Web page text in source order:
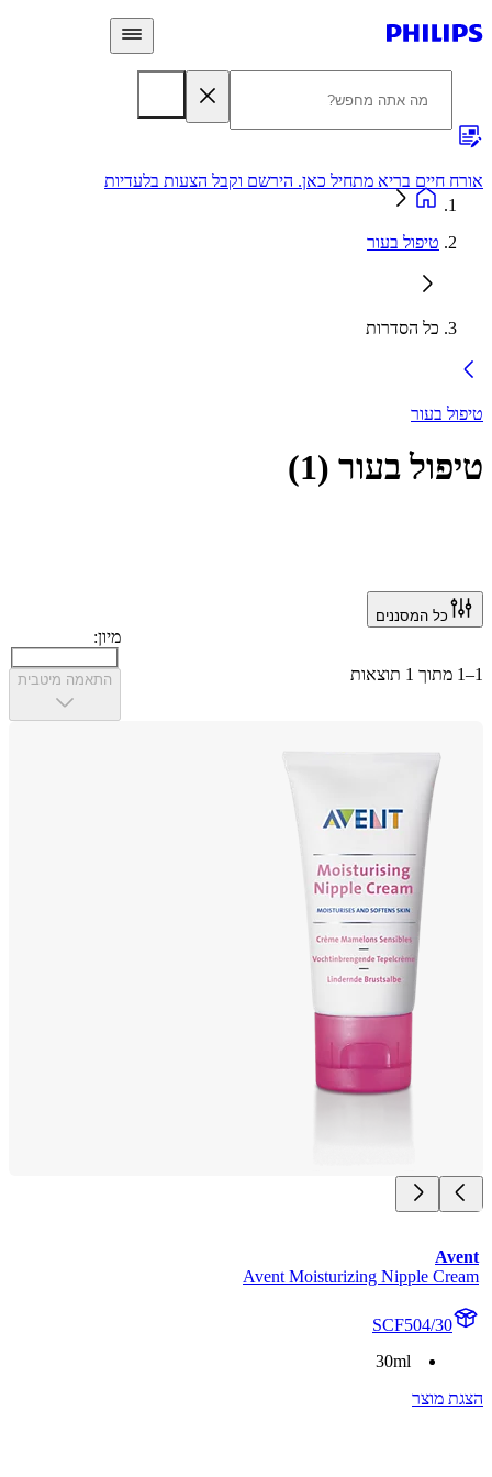
חיים בריא מתחיל כאן. הירשם וקבל הצעות בלעדיות
טיפול בעור
כל הסדרות
בעור
בעור(
1
)
כל המסננים
התאמה מיטבית
Avent Moisturizing Nipple
SCF504/30
30ml
מוצר